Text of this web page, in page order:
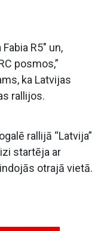
R5″ un,
posmos,”
ka Latvijas
rallijos.
rallijā “Latvija”
startēja ar
otrajā vietā.